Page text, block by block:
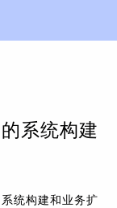
系统构建
统构建和业务扩